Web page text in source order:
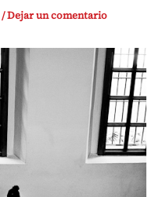
/Dejar un comentario